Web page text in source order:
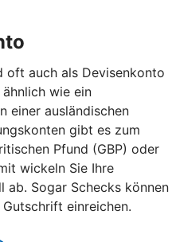
oft auch als Devisenkonto
wie ein
einer ausländischen
gibt es zum
Pfund (GBP) oder
wickeln Sie Ihre
ab. Sogar Schecks können
einreichen.